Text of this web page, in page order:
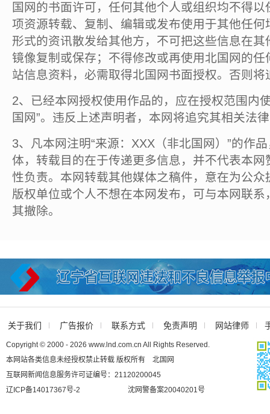
国网的书面许可，任何其他个人或组织均不得
项资源转载、复制、编辑或发布使用于其他任
形式的资讯散发给其他方，不可把这些信息在
镜像复制或保存；不得修改或再使用北国网的
站信息资料，必需取得北国网书面授权。否则将
2、已经本网授权使用作品的，应在授权范围内
国网”。违反上述声明者，本网将追究其相关法
3、凡本网注明“来源：XXX（非北国网）”的作
体，转载目的在于传递更多信息，并不代表本
性负责。本网转载其他媒体之稿件，意在为公
版权单位或个人不想在本网发布，可与本网联
其撤除。
关于我们 广告报价 联系方式 免责声明 网站律师
Copyright © 2000 - 2026 www.lnd.com.cn All Rights Reserved.
本网站各类信息未经授权禁止转载 版权所有 北国网
互联网新闻信息服务许可证编号：21120200045
辽ICP备14017367号-2
沈网警备案20040201号